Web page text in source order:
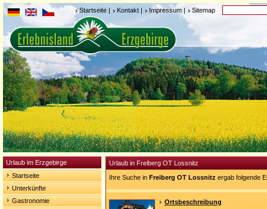
Startseite | Kontakt | Impressum | Sitemap
Urlaub im Erzgebirge
Startseite
Unterkünfte
Gastronomie
Urlaub in Freiberg OT Lossnitz
Ihre Suche in Freiberg OT Lossnitz ergab folgende
Ortsbeschreibung